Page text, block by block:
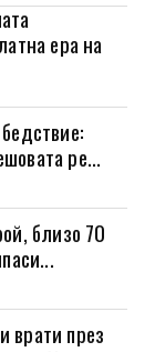
ера на
ре...
близо 70
врати през